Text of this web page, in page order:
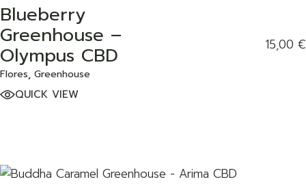
Blueberry
Greenhouse –
Olympus CBD
Flores Greenhouse
15,00 €
QUICK VIEW